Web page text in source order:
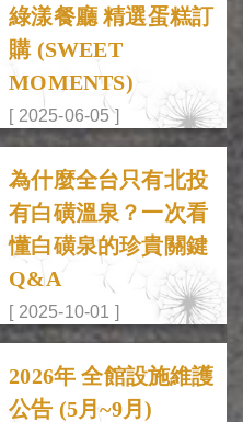
綠漾餐廳 精選蛋糕訂
購 (SWEET
MOMENTS)
[ 2025-06-05 ]
為什麼全台只有北投
有白磺溫泉？一次看
懂白磺泉的珍貴關鍵
Q&A
[ 2025-10-01 ]
2026年 全館設施維護
公告 (5月~9月)